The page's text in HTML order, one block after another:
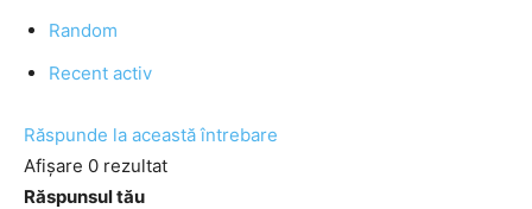
Random
Recent activ
Răspunde la această întrebare
Afișare 0 rezultat
Răspunsul tău